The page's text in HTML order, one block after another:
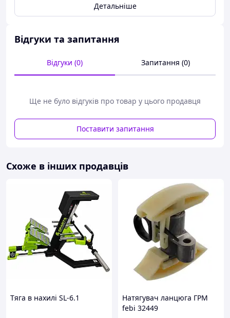
Детальніше
Відгуки та запитання
Відгуки (0) Запитання (0)
Ще не було відгуків про товар у цього продавця
Поставити запитання
Схоже в інших продавців
Тяга в нахилі SL-6.1
Натягувач ланцюга ГРМ
febi 32449